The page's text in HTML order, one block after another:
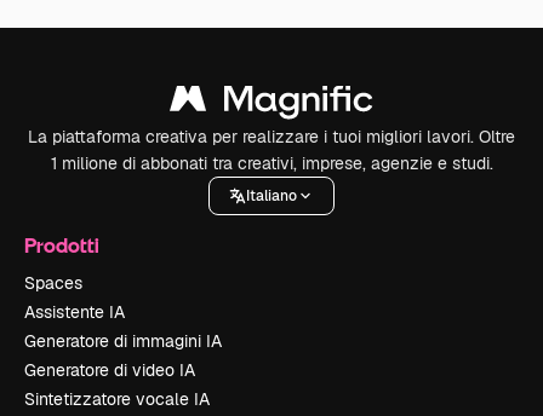
La piattaforma creativa per realizzare i tuoi migliori lavori. Oltre
1 milione di abbonati tra creativi, imprese, agenzie e studi.
Italiano
Prodotti
Spaces
Assistente IA
Generatore di immagini IA
Generatore di video IA
Sintetizzatore vocale IA